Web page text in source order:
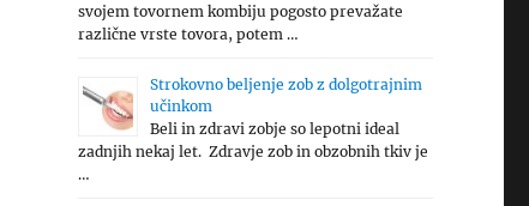
svojem tovornem kombiju pogosto prevažate
različne vrste tovora, potem …
Strokovno beljenje zob z dolgotrajnim
učinkom
Beli in zdravi zobje so lepotni ideal
zadnjih nekaj let. Zdravje zob in obzobnih tkiv je
…